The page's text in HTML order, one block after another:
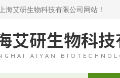
海艾研生物科技有限公司网站！